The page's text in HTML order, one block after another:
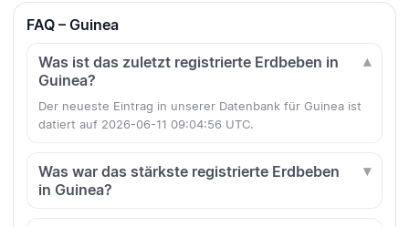
FAQ – Guinea
Was ist das zuletzt registrierte Erdbeben in
Guinea?
Der neueste Eintrag in unserer Datenbank für Guinea ist
datiert auf 2026-06-11 09:04:56 UTC.
Was war das stärkste registrierte Erdbeben
in Guinea?